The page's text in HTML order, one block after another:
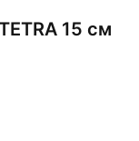
15 см